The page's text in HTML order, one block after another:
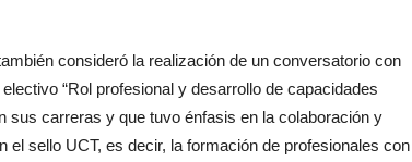
consideró la realización de un conversatorio con
“Rol profesional y desarrollo de capacidades
sus carreras y que tuvo énfasis en la colaboración y
el sello UCT, es decir, la formación de profesionales con